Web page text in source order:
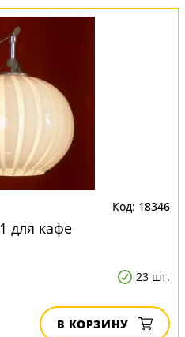
18346
для кафе
23 шт.
В КОРЗИНУ